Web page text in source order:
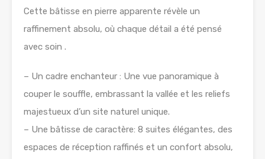
Cette bâtisse en pierre apparente révèle un
raffinement absolu, où chaque détail a été pensé
avec soin .
– Un cadre enchanteur : Une vue panoramique à
couper le souffle, embrassant la vallée et les reliefs
majestueux d’un site naturel unique.
– Une bâtisse de caractère: 8 suites élégantes, des
espaces de réception raffinés et un confort absolu,